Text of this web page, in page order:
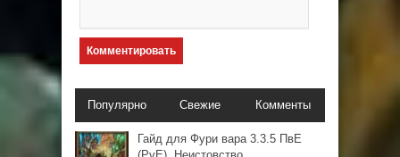
Популярно Свежие Комменты
Гайд для Фури вара 3.3.5 ПвЕ